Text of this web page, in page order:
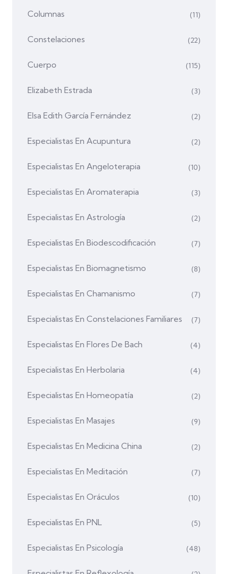
Columnas (11)
Constelaciones (22)
Cuerpo (115)
Elizabeth Estrada (3)
Elsa Edith García Fernández (2)
Especialistas En Acupuntura (2)
Especialistas En Angeloterapia (10)
Especialistas En Aromaterapia (3)
Especialistas En Astrología (2)
Especialistas En Biodescodificación (7)
Especialistas En Biomagnetismo (8)
Especialistas En Chamanismo (7)
Especialistas En Constelaciones Familiares (7)
Especialistas En Flores De Bach (4)
Especialistas En Herbolaria (4)
Especialistas En Homeopatía (2)
Especialistas En Masajes (9)
Especialistas En Medicina China (2)
Especialistas En Meditación (7)
Especialistas En Oráculos (10)
Especialistas En PNL (5)
Especialistas En Psicología (48)